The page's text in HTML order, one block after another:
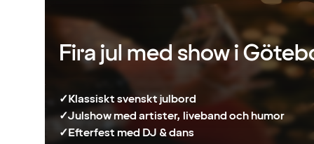
Fira jul med show i
✓Klassiskt svenskt julbord
✓Julshow med artister, liveband och humor
✓Efterfest med DJ & dans